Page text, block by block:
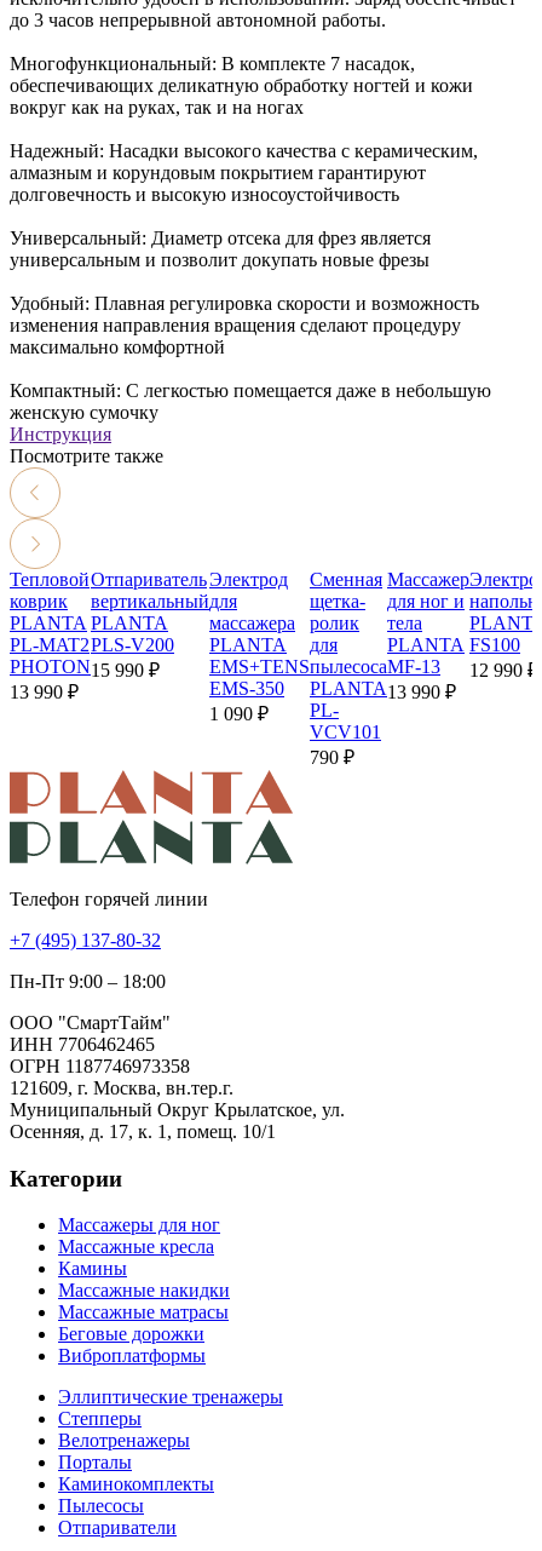
до 3 часов непрерывной автономной работы.
Многофункциональный: В комплекте 7 насадок,
обеспечивающих деликатную обработку ногтей и кожи
вокруг как на руках, так и на ногах
Надежный: Насадки высокого качества с керамическим,
алмазным и корундовым покрытием гарантируют
долговечность и высокую износоустойчивость
Универсальный: Диаметр отсека для фрез является
универсальным и позволит докупать новые фрезы
Удобный: Плавная регулировка скорости и возможность
изменения направления вращения сделают процедуру
максимально комфортной
Компактный: С легкостью помещается даже в небольшую
женскую сумочку
Инструкция
Посмотрите также
Тепловой
коврик
PLANTA
PL-MAT2
PHOTON
13 990 ₽
Отпариватель
вертикальный
PLANTA
PLS-V200
15 990 ₽
Электрод
для
массажера
PLANTA
EMS+TENS
EMS-350
1 090 ₽
Сменная
щетка-
ролик
для
пылесоса
PLANTA
PL-
VCV101
790 ₽
Массажер
для ног и
тела
PLANTA
MF-13
13 990 ₽
FS100
12 990 ₽
Телефон горячей линии
+7 (495) 137-80-32
Пн-Пт 9:00 – 18:00
ООО "СмартТайм"
ИНН 7706462465
ОГРН 1187746973358
121609, г. Москва, вн.тер.г.
Муниципальный Округ Крылатское, ул.
Осенняя, д. 17, к. 1, помещ. 10/1
Категории
Массажеры для ног
Массажные кресла
Камины
Массажные накидки
Массажные матрасы
Беговые дорожки
Виброплатформы
Эллиптические тренажеры
Степперы
Велотренажеры
Порталы
Каминокомплекты
Пылесосы
Отпариватели